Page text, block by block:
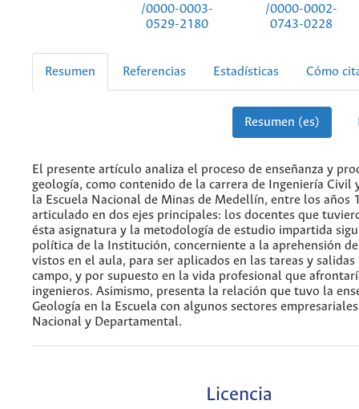
/0000-0003-
0529-2180
/0000-0002-
0743-0228
Resumen Referencias Estadísticas Cómo
Resumen (es)
El presente artículo analiza el proceso de enseñanza y
geología, como contenido de la carrera de Ingeniería Civil
la Escuela Nacional de Minas de Medellín, entre los años
articulado en dos ejes principales: los docentes que
ésta asignatura y la metodología de estudio impartida
política de la Institución, concerniente a la aprehensión
vistos en el aula, para ser aplicados en las tareas y salidas
campo, y por supuesto en la vida profesional que
ingenieros. Asimismo, presenta la relación que tuvo la
Geología en la Escuela con algunos sectores
Nacional y Departamental.
Licencia